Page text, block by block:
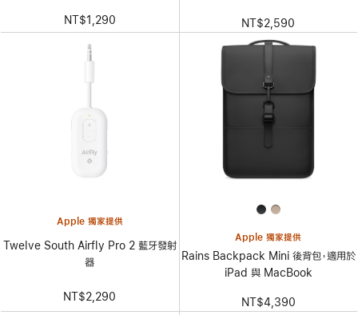
NT$1,290 NT$2,590
Apple 獨家提供
Twelve South Airfly Pro 2 藍牙發射
器
NT$2,290
Apple 獨家提供
Rains Backpack Mini 後背包，適用於
iPad 與 MacBook
NT$4,390